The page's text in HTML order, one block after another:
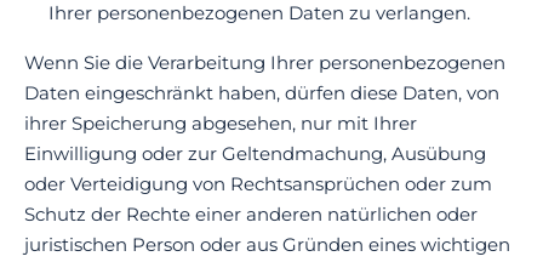
Ihrer personenbezogenen Daten zu verlangen.
Wenn Sie die Verarbeitung Ihrer personenbezogenen
Daten eingeschränkt haben, dürfen diese Daten, von
ihrer Speicherung abgesehen, nur mit Ihrer
Einwilligung oder zur Geltendmachung, Ausübung
oder Verteidigung von Rechtsansprüchen oder zum
Schutz der Rechte einer anderen natürlichen oder
juristischen Person oder aus Gründen eines wichtigen